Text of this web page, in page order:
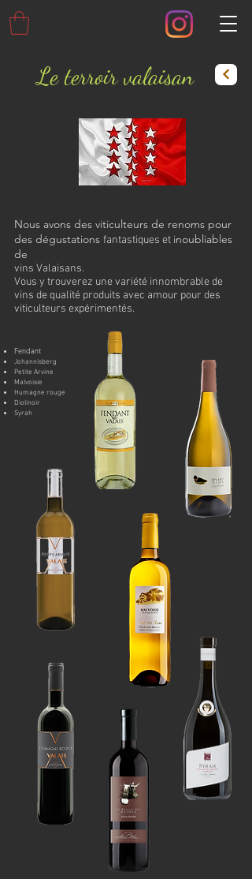
Le terroir valaisan
Nous avons des viticulteurs de renoms pour
des dégustations fantastiques et inoubliables
de
vins Valaisans.
Vous y trouverez une variété innombrable de
vins de qualité produits avec amour pour des
viticulteurs expérimentés.
Fendant
Johannisberg
Petite Arvine
Malvoisie
Humagne rouge
Diolinoir
Syrah